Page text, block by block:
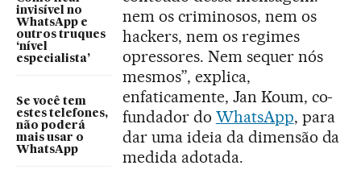
invisível no
WhatsApp e
outros truques
‘nível
especialista’
Se você tem
estes telefones,
não poderá
mais usar o
WhatsApp
nem os criminosos, nem os
hackers, nem os regimes
opressores. Nem sequer nós
mesmos”, explica,
enfaticamente, Jan Koum, co-
fundador do WhatsApp, para
dar uma ideia da dimensão da
medida adotada.